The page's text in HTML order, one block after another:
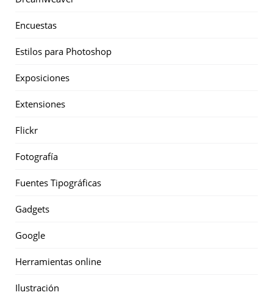
Encuestas
Estilos para Photoshop
Exposiciones
Extensiones
Flickr
Fotografía
Fuentes Tipográficas
Gadgets
Google
Herramientas online
Ilustración